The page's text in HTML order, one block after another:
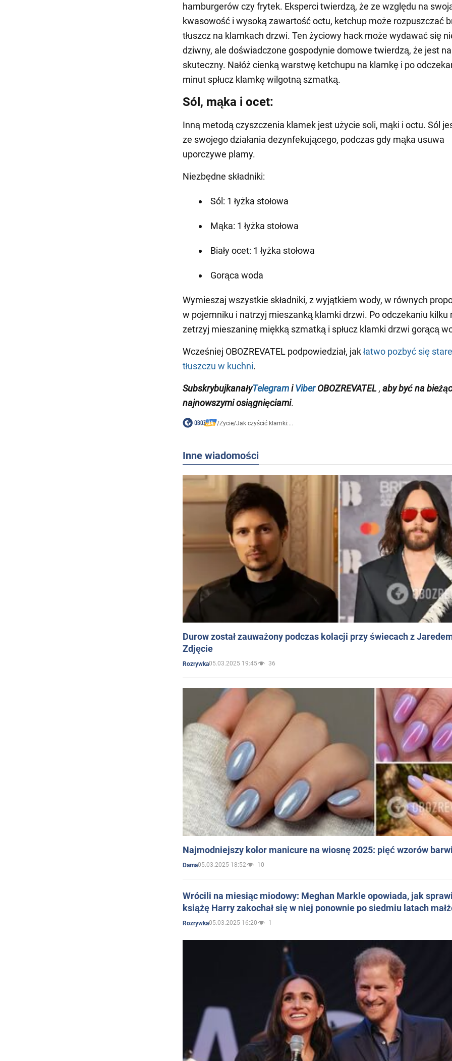
hamburgerów czy frytek. Eksperci twierdzą, że ze względu na
kwasowość i wysoką zawartość octu, ketchup może rozpuszczać
tłuszcz na klamkach drzwi. Ten życiowy hack może wydawać się
dziwny, ale doświadczone gospodynie domowe twierdzą, że jest
skuteczny. Nałóż cienką warstwę ketchupu na klamkę i po
minut spłucz klamkę wilgotną szmatką.
Sól, mąka i ocet:
Inną metodą czyszczenia klamek jest użycie soli, mąki i octu. Sól
ze swojego działania dezynfekującego, podczas gdy mąka usuwa
uporczywe plamy.
Niezbędne składniki:
Sól: 1 łyżka stołowa
Mąka: 1 łyżka stołowa
Biały ocet: 1 łyżka stołowa
Gorąca woda
Wymieszaj wszystkie składniki, z wyjątkiem wody, w równych
w pojemniku i natrzyj mieszanką klamki drzwi. Po odczekaniu kilku
zetrzyj mieszaninę miękką szmatką i spłucz klamki drzwi gorącą
Wcześniej OBOZREVATEL podpowiedział, jakłatwo pozbyć się
tłuszczu w kuchni.
SubskrybujkanałyTelegramiViberOBOZREVATEL , aby być na
najnowszymi osiągnięciami.
/Życie/Jak czyścić klamki:...
Inne wiadomości
Durow został zauważony podczas kolacji przy świecach z
Zdjęcie
Rozrywka05.03.2025 19:45 36
Najmodniejszy kolor manicure na wiosnę 2025: pięć wzorów
Dama05.03.2025 18:52 10
Wrócili na miesiąc miodowy: Meghan Markle opowiada, jak
książę Harry zakochał się w niej ponownie po siedmiu latach
Rozrywka05.03.2025 16:20 1